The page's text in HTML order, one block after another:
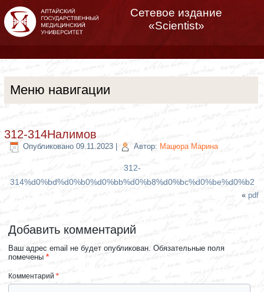
Сетевое издание
«Scientist»
Меню навигации
312-314Налимов
Опубликовано 09.11.2023 Автор: Мацюра Марина
312-
314%d0%bd%d0%b0%d0%bb%d0%b8%d0%bc%d0%be%d0%b2
« pdf
Добавить комментарий
Ваш адрес email не будет опубликован. Обязательные поля
помечены*
Комментарий*